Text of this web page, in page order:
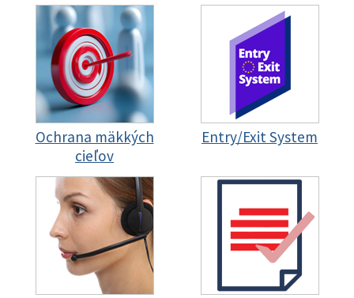
Ochrana mäkkých
cieľov
Entry/Exit System